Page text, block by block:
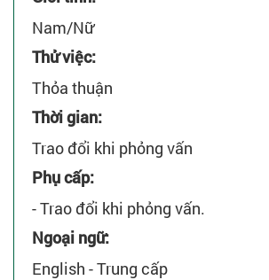
Nam/Nữ
Thử việc:
Thỏa thuận
Thời gian:
Trao đổi khi phỏng vấn
Phụ cấp:
- Trao đổi khi phỏng vấn.
Ngoại ngữ:
English - Trung cấp